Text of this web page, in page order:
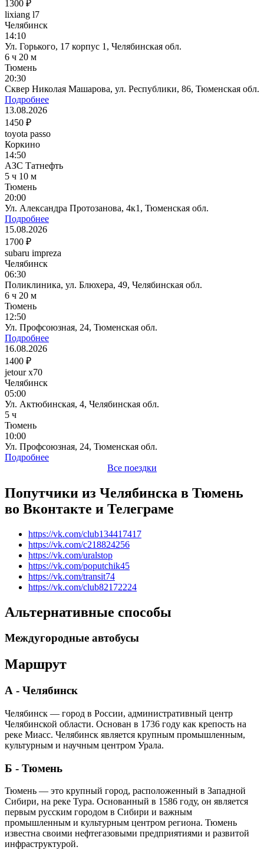
1300 ₽
lixiang l7
Челябинск
14:10
Ул. Горького, 17 корпус 1, Челябинская обл.
6 ч 20 м
Тюмень
20:30
Сквер Николая Машарова, ул. Республики, 86, Тюменская обл.
Подробнее
13.08.2026
1450 ₽
toyota passo
Коркино
14:50
АЗС Татнефть
5 ч 10 м
Тюмень
20:00
Ул. Александра Протозанова, 4к1, Тюменская обл.
Подробнее
15.08.2026
1700 ₽
subaru impreza
Челябинск
06:30
Поликлиника, ул. Блюхера, 49, Челябинская обл.
6 ч 20 м
Тюмень
12:50
Ул. Профсоюзная, 24, Тюменская обл.
Подробнее
16.08.2026
1400 ₽
jetour x70
Челябинск
05:00
Ул. Актюбинская, 4, Челябинская обл.
5 ч
Тюмень
10:00
Ул. Профсоюзная, 24, Тюменская обл.
Подробнее
Все поездки
Попутчики из Челябинска в Тюмень
во Вконтакте и Телеграме
https://vk.com/club134417417
https://vk.com/c218824256
https://vk.com/uralstop
https://vk.com/poputchik45
https://vk.com/transit74
https://vk.com/club82172224
Альтернативные способы
Междугородные автобусы
Маршрут
А - Челябинск
Челябинск — город в России, административный центр
Челябинской области. Основан в 1736 году как крепость на
реке Миасс. Челябинск является крупным промышленным,
культурным и научным центром Урала.
Б - Тюмень
Тюмень — это крупный город, расположенный в Западной
Сибири, на реке Тура. Основанный в 1586 году, он является
первым русским городом в Сибири и важным
промышленным и культурным центром региона. Тюмень
известна своими нефтегазовыми предприятиями и развитой
инфраструктурой.